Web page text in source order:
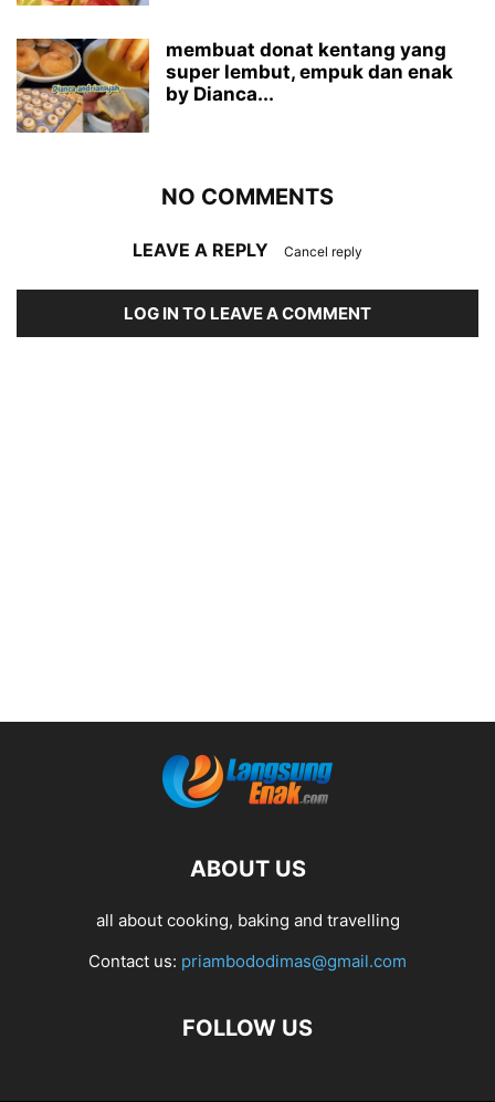
membuat donat kentang yang
super lembut, empuk dan enak
by Dianca...
NO COMMENTS
LEAVE A REPLY Cancel reply
LOG IN TO LEAVE A COMMENT
ABOUT US
all about cooking, baking and travelling
Contact us: priambododimas@gmail.com
FOLLOW US